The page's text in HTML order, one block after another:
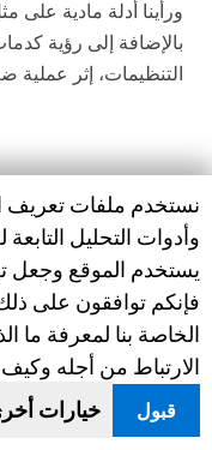
ورأينا أدلة مادية
التنظيمات، إثر عملية ضرب
وقبل زيارة مقرر الأمم
حزيران
التعذيب فعل التعذيب
أي عمل ينتج عنه ألم أو
cookie preferences
نستخدم ملفات تعريف
وأدوات التحليل
يستخدم الموقع وجعل
فإنكم توافقون على
الخاصة بنا لمعرفة ما
الارتباط من أجله
قبول خيارات